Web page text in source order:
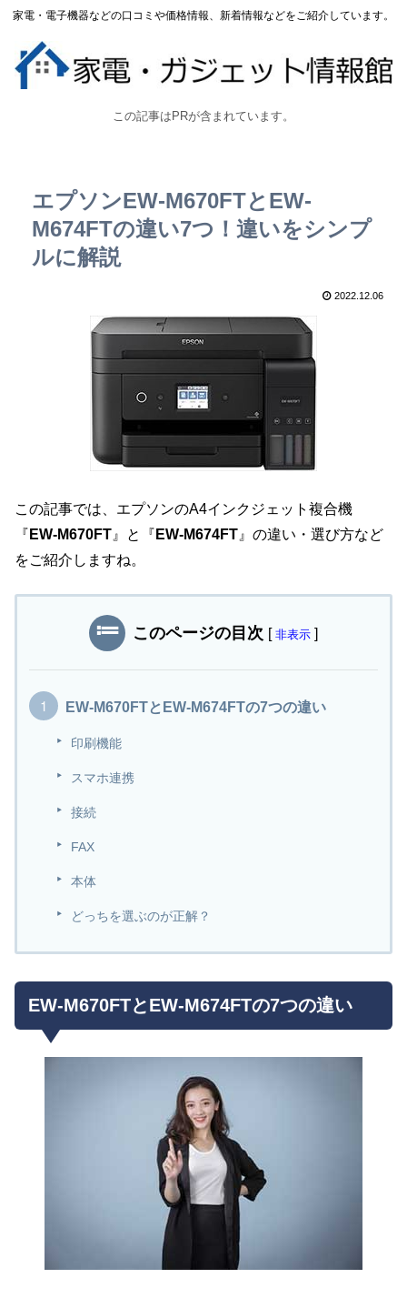
家電・電子機器などの口コミや価格情報、新着情報などをご紹介しています。
この記事はPRが含まれています。
エプソンEW-M670FTとEW-
M674FTの違い7つ！違いをシンプ
ルに解説
2022.12.06
この記事では、エプソンのA4インクジェット複合機
『 EW-M670FT』と『 EW-M674FT』の違い・選び方など
をご紹介しますね。
このページの目次 [ 非表示 ]
EW-M670FTとEW-M674FTの7つの違い
印刷機能
スマホ連携
接続
FAX
本体
どっちを選ぶのが正解？
EW-M670FTとEW-M674FTの7つの違い